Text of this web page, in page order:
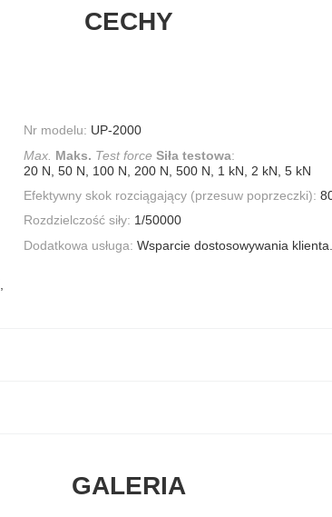
CECHY
Nr modelu: UP-2000
Max. Maks. Test force Siła testowa:
20 N, 50 N, 100 N, 200 N, 500 N, 1 kN, 2 kN, 5 kN
Efektywny skok rozciągający (przesuw poprzeczki):
Rozdzielczość siły: 1/50000
Dodatkowa usługa: Wsparcie dostosowywania klienta.
GALERIA